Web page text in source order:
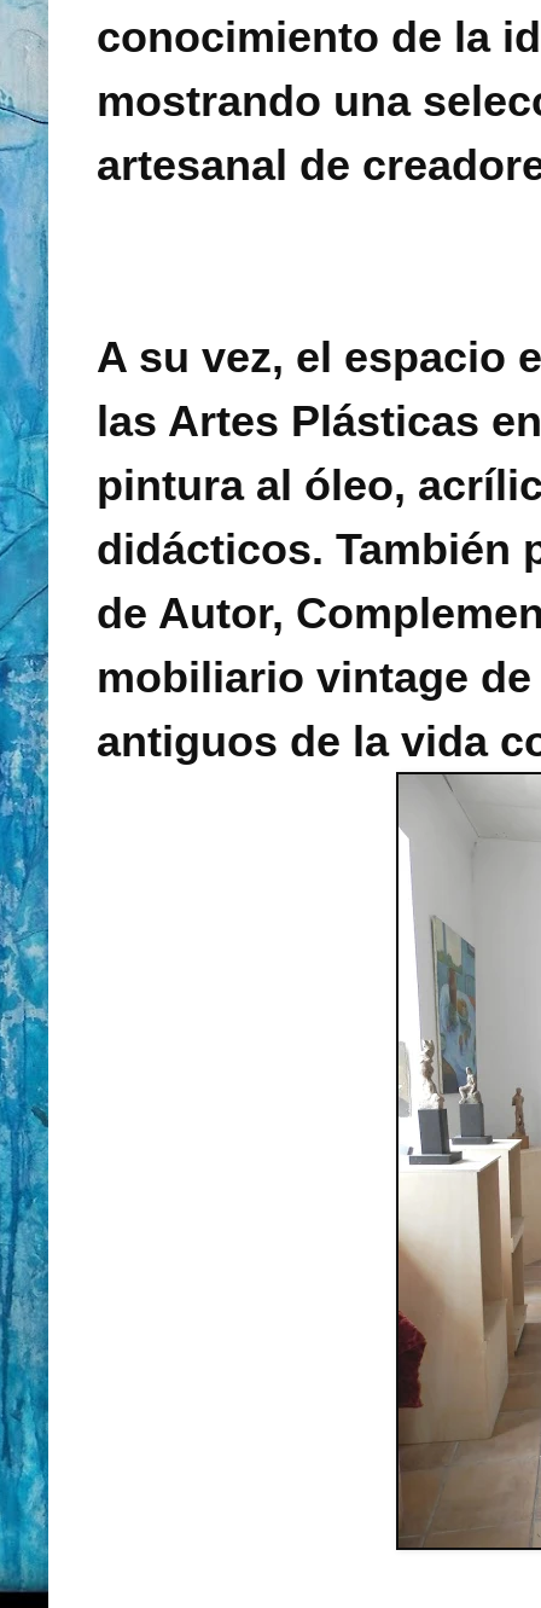
conocimiento de la
mostrando una
artesanal de
A su vez, el espacio
las Artes Plásticas
pintura al óleo,
didácticos. También
de Autor,
mobiliario vintage
antiguos de la vida